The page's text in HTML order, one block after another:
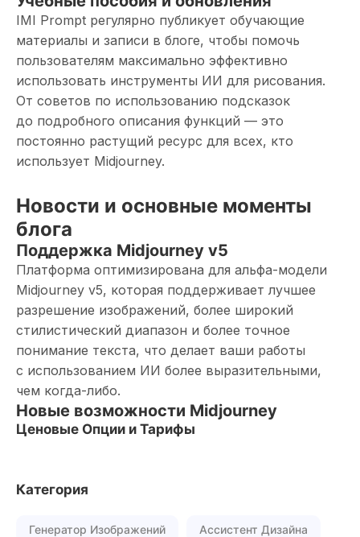
IMI Prompt регулярно публикует обучающие
материалы и записи в блоге, чтобы помочь
пользователям максимально эффективно
использовать инструменты ИИ для рисования.
От советов по использованию подсказок
до подробного описания функций — это
постоянно растущий ресурс для всех, кто
использует Midjourney.
Новости и основные моменты
блога
Поддержка Midjourney v5
Платформа оптимизирована для альфа-модели
Midjourney v5, которая поддерживает лучшее
разрешение изображений, более широкий
стилистический диапазон и более точное
понимание текста, что делает ваши работы
с использованием ИИ более выразительными,
чем когда-либо.
Новые возможности Midjourney
Ценовые Опции и Тарифы
Категория
Генератор Изображений Ассистент Дизайна